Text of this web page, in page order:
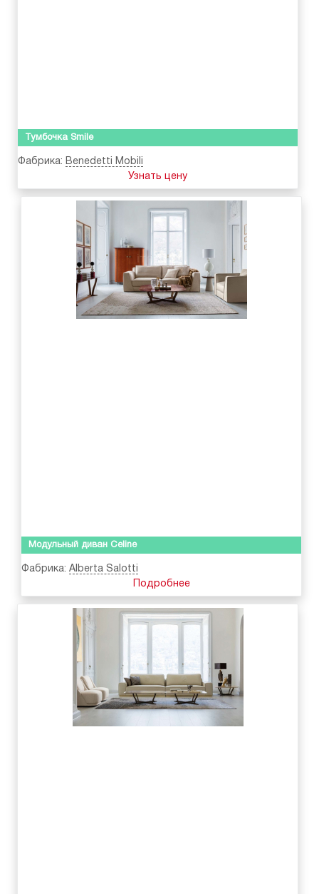
Тумбочка Smile
Фабрика: Benedetti Mobili
Узнать цену
Модульный диван Celine
Фабрика: Alberta Salotti
Подробнее